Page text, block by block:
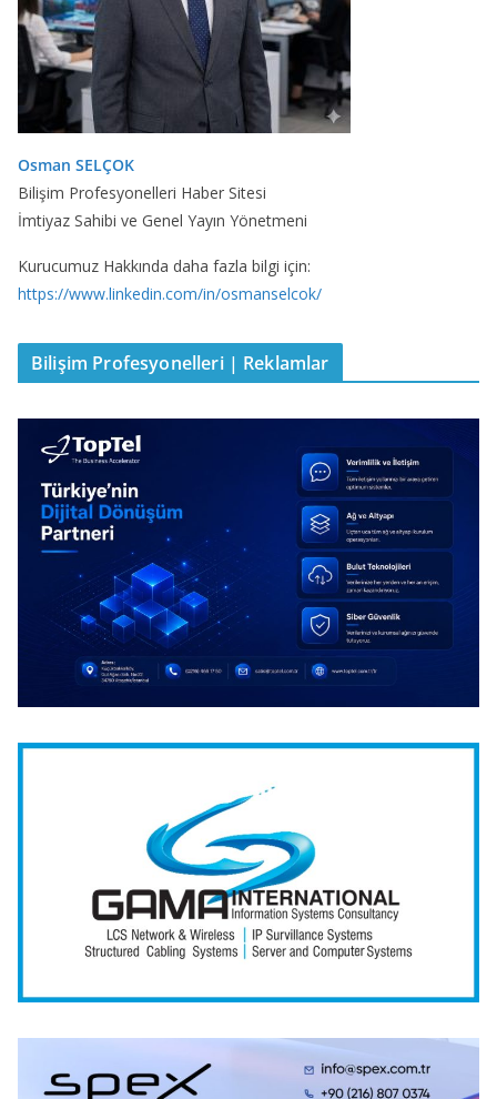
Osman SELÇOK
Bilişim Profesyonelleri Haber Sitesi
İmtiyaz Sahibi ve Genel Yayın Yönetmeni
Kurucumuz Hakkında daha fazla bilgi için:
https://www.linkedin.com/in/osmanselcok/
Bilişim Profesyonelleri | Reklamlar